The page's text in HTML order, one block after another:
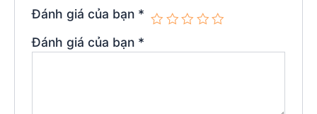
Đánh giá của bạn *
Đánh giá của bạn *